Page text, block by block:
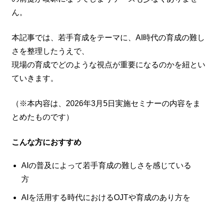
ん。
本記事では、若手育成をテーマに、AI時代の育成の難し
さを整理したうえで、
現場の育成でどのような視点が重要になるのかを紐とい
ていきます。
（※本内容は、2026年3月5日実施セミナーの内容をま
とめたものです）
こんな方におすすめ
AIの普及によって若手育成の難しさを感じている
方
AIを活用する時代におけるOJTや育成のあり方を